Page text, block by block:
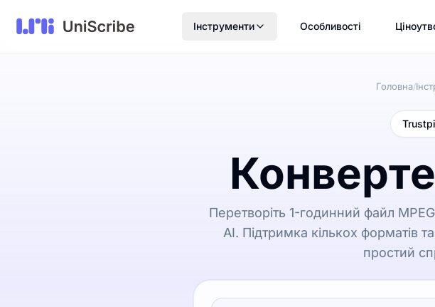
Інструменти Особливості
Головна/
Перетворіть 1-годинний файл
AI. Підтримка кількох форматів
простий